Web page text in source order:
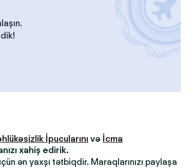
İpucularını və İcma
xahiş edirik.
ən yaxşı tətbiqdir. Maraqlarınızı paylaşa